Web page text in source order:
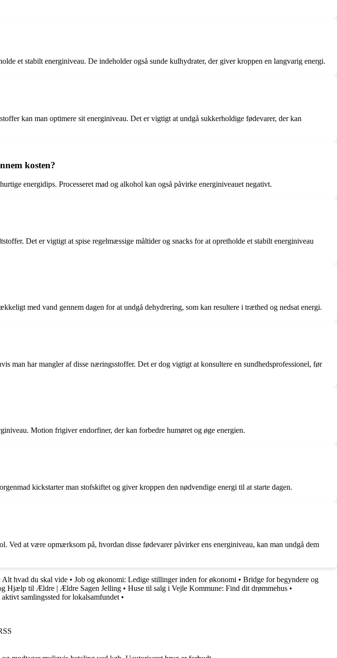
et stabilt energiniveau. De indeholder også sunde kulhydrater, der giver kroppen en langvarig energi.
kan man optimere sit energiniveau. Det er vigtigt at undgå sukkerholdige fødevarer, der kan
kosten?
energidips. Processeret mad og alkohol kan også påvirke energiniveauet negativt.
Det er vigtigt at spise regelmæssige måltider og snacks for at opretholde et stabilt energiniveau
med vand gennem dagen for at undgå dehydrering, som kan resultere i træthed og nedsat energi.
man har mangler af disse næringsstoffer. Det er dog vigtigt at konsultere en sundhedsprofessionel, før
Motion frigiver endorfiner, der kan forbedre humøret og øge energien.
kickstarter man stofskiftet og giver kroppen den nødvendige energi til at starte dagen.
at være opmærksom på, hvordan disse fødevarer påvirker ens energiniveau, kan man undgå dem
Alt hvad du skal vide • Job og økonomi: Ledige stillinger inden for økonomi • Bridge for begyndere og
Hjælp til Ældre | Ældre Sagen Jelling • Huse til salg i Vejle Kommune: Find dit drømmehus •
samlingssted for lokalsamfundet •